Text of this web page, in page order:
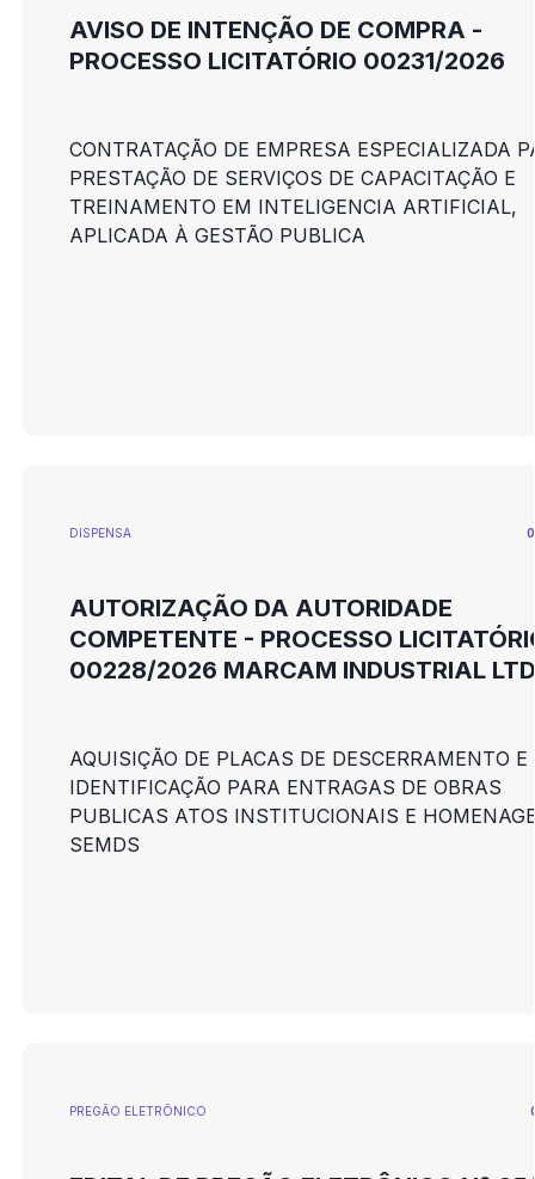
AVISO DE INTENÇÃO DE COMPRA -
PROCESSO LICITATÓRIO 00231/2026
CONTRATAÇÃO DE EMPRESA ESPECIALIZADA
PRESTAÇÃO DE SERVIÇOS DE CAPACITAÇÃO E
TREINAMENTO EM INTELIGENCIA ARTIFICIAL,
APLICADA À GESTÃO PUBLICA
DISPENSA
AUTORIZAÇÃO DA AUTORIDADE
COMPETENTE - PROCESSO
00228/2026 MARCAM INDUSTRIAL
AQUISIÇÃO DE PLACAS DE DESCERRAMENTO E
IDENTIFICAÇÃO PARA ENTRAGAS DE OBRAS
PUBLICAS ATOS INSTITUCIONAIS E
SEMDS
PREGÃO ELETRÕNICO